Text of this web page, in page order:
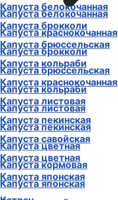
Капуста белокочанная
Капуста брокколи
Капуста брюссельская
Капуста кольраби
Капуста краснокочанная
Капуста листовая
Капуста пекинская
Капуста савойская
Капуста цветная
Капуста японская
Капуста белокочанная
Капуста краснокочанная
Капуста брокколи
Капуста брюссельская
Капуста кольраби
Капуста листовая
Капуста пекинская
Капуста цветная
Капуста кормовая
Капуста японская